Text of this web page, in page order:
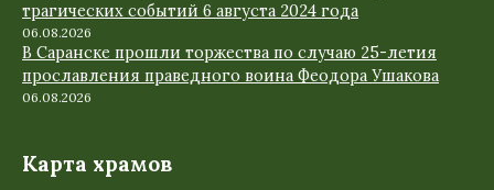
трагических событий 6 августа 2024 года
06.08.2026
В Саранске прошли торжества по случаю 25-летия
прославления праведного воина Феодора Ушакова
06.08.2026
Карта храмов